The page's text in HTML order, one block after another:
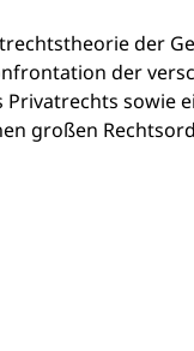
der
der
sowie
großen